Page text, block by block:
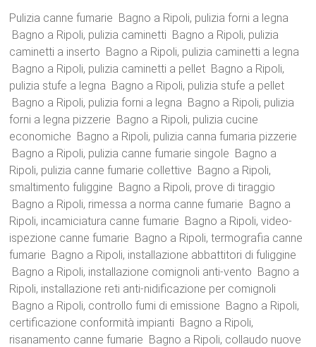
Pulizia canne fumarie Bagno a Ripoli, pulizia forni a legna
Bagno a Ripoli, pulizia caminetti Bagno a Ripoli, pulizia
caminetti a inserto Bagno a Ripoli, pulizia caminetti a legna
Bagno a Ripoli, pulizia caminetti a pellet Bagno a Ripoli,
pulizia stufe a legna Bagno a Ripoli, pulizia stufe a pellet
Bagno a Ripoli, pulizia forni a legna Bagno a Ripoli, pulizia
forni a legna pizzerie Bagno a Ripoli, pulizia cucine
economiche Bagno a Ripoli, pulizia canna fumaria pizzerie
Bagno a Ripoli, pulizia canne fumarie singole Bagno a
Ripoli, pulizia canne fumarie collettive Bagno a Ripoli,
smaltimento fuliggine Bagno a Ripoli, prove di tiraggio
Bagno a Ripoli, rimessa a norma canne fumarie Bagno a
Ripoli, incamiciatura canne fumarie Bagno a Ripoli, video-
ispezione canne fumarie Bagno a Ripoli, termografia canne
fumarie Bagno a Ripoli, installazione abbattitori di fuliggine
Bagno a Ripoli, installazione comignoli anti-vento Bagno a
Ripoli, installazione reti anti-nidificazione per comignoli
Bagno a Ripoli, controllo fumi di emissione Bagno a Ripoli,
certificazione conformità impianti Bagno a Ripoli,
risanamento canne fumarie Bagno a Ripoli, collaudo nuove